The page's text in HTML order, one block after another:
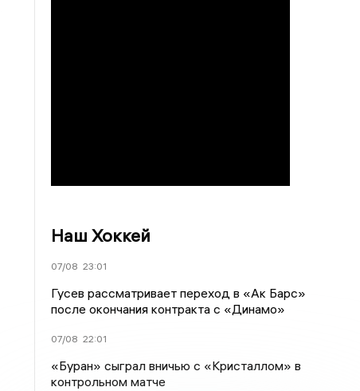
Наш Хоккей
07/08 23:01
Гусев рассматривает переход в «Ак Барс»
после окончания контракта с «Динамо»
07/08 22:01
«Буран» сыграл вничью с «Кристаллом» в
контрольном матче